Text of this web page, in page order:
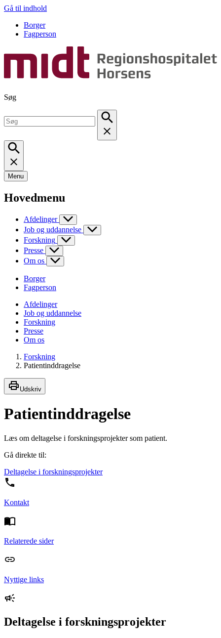
Gå til indhold
Borger
Fagperson
Søg
Menu
Hovedmenu
Afdelinger
Job og uddannelse
Forskning
Presse
Om os
Borger
Fagperson
Afdelinger
Job og uddannelse
Forskning
Presse
Om os
Forskning
Patientinddragelse
Udskriv
Patientinddragelse
Læs om deltagelse i forskningsprojekter som patient.
Gå direkte til:
Deltagelse i forskningsprojekter
Kontakt
Relaterede sider
Nyttige links
Deltagelse i forskningsprojekter